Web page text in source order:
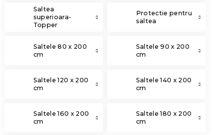
Saltea
superioara-
Topper
Protectie pentru
saltea
Saltele 80 x 200
cm
Saltele 90 x 200
cm
Saltele 120 x 200
cm
Saltele 140 x 200
cm
Saltele 160 x 200
cm
Saltele 180 x 200
cm